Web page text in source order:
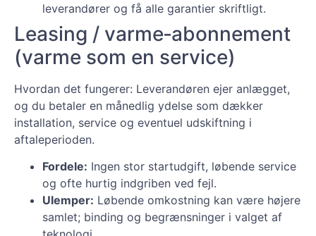
leverandører og få alle garantier skriftligt.
Leasing / varme‑abonnement
(varme som en service)
Hvordan det fungerer: Leverandøren ejer anlægget,
og du betaler en månedlig ydelse som dækker
installation, service og eventuel udskiftning i
aftaleperioden.
Fordele: Ingen stor startudgift, løbende service
og ofte hurtig indgriben ved fejl.
Ulemper: Løbende omkostning kan være højere
samlet; binding og begrænsninger i valget af